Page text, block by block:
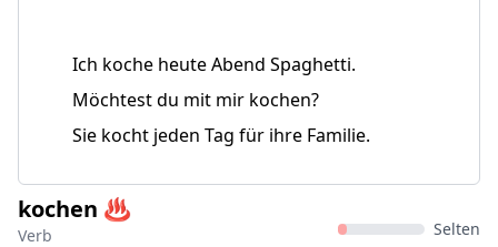
Ich koche heute Abend Spaghetti.
Möchtest du mit mir kochen?
Sie kocht jeden Tag für ihre Familie.
kochen ♨️
Verb Selten